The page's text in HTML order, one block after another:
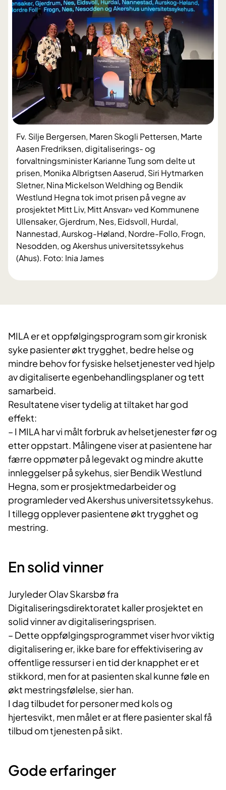
Fv. Silje Bergersen, Maren Skogli Pettersen, Marte
Aasen Fredriksen, digitaliserings- og
forvaltningsminister Karianne Tung som delte ut
prisen, Monika Albrigtsen Aaserud, Siri Hytmarken
Sletner, Nina Mickelson Weldhing og Bendik
Westlund Hegna tok imot prisen på vegne av
prosjektet Mitt Liv, Mitt Ansvar» ved Kommunene
Ullensaker, Gjerdrum, Nes, Eidsvoll, Hurdal,
Nannestad, Aurskog-Høland, Nordre-Follo, Frogn,
Nesodden, og Akershus universitetssykehus
(Ahus). Foto: Inia James
MILA er et oppfølgingsprogram som gir kronisk
syke pasienter økt trygghet, bedre helse og
mindre behov for fysiske helsetjenester ved hjelp
av digitaliserte egenbehandlingsplaner og tett
samarbeid.
Resultatene viser tydelig at tiltaket har god
effekt:
– I MILA har vi målt forbruk av helsetjenester før og
etter oppstart. Målingene viser at pasientene har
færre oppmøter på legevakt og mindre akutte
innleggelser på sykehus, sier Bendik Westlund
Hegna, som er prosjektmedarbeider og
programleder ved Akershus universitetssykehus.
I tillegg opplever pasientene økt trygghet og
mestring.
En solid vinner
Juryleder Olav Skarsbø fra
Digitaliseringsdirektoratet kaller prosjektet en
solid vinner av digitaliseringsprisen.
– Dette oppfølgingsprogrammet viser hvor viktig
digitalisering er, ikke bare for effektivisering av
offentlige ressurser i en tid der knapphet er et
stikkord, men for at pasienten skal kunne føle en
økt mestringsfølelse, sier han.
I dag tilbudet for personer med kols og
hjertesvikt, men målet er at flere pasienter skal få
tilbud om tjenesten på sikt.
Gode erfaringer